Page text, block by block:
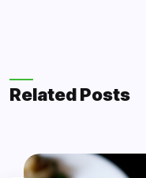
Related Posts